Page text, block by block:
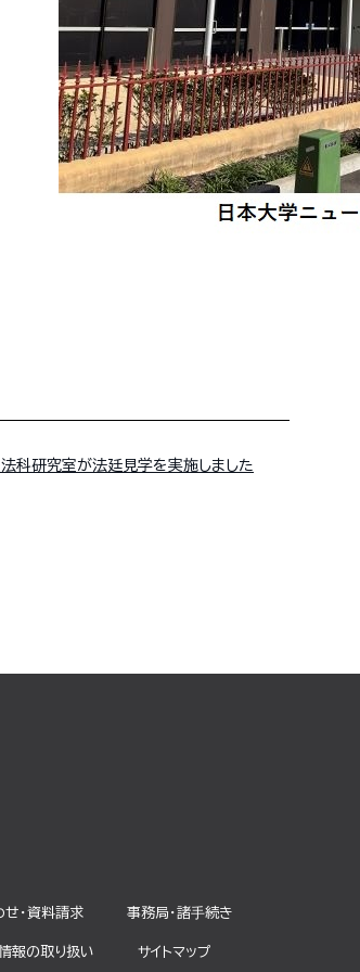
科研究室が法廷見学を実施しました
・資料請求 事務局・諸⼿続き
報の取り扱い サイトマップ